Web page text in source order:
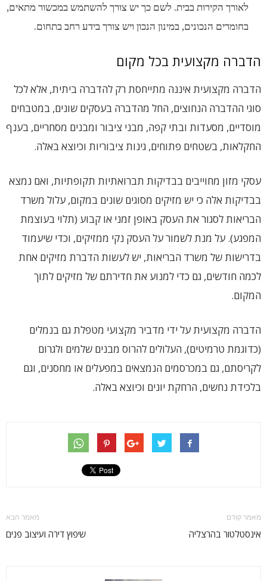
לאורך הקירות בבית. לשם כך יש צורך להשתמש במכשור מתאים,
בחומרים הנכונים, במינון הנכון ויש צורך בידע רחב בתחום.
הדברה מקצועית בכל מקום
הדברה מקצועית איננה מתייחסת רק להדברה ביתית, אלא לכל
סוגי ההדברה הנחוצים, החל מהדברה בעסקים שונים, במטבחים
מוסדיים, מסעדות ובתי קפה, מבני ציבור ומבנים מסחריים, בענף
החקלאות, בשטחים פתוחים, גינות ציבוריות וכיוצא באלה.
עסקי מזון מחוייבים בבדיקות תברואתיות תקופתיות, ואם נמצא
בבדיקות אלה כי יש מזיקים מסוגים שונים במקום, עלול משרד
הבריאות לסגור את העסק באופן זמני או קבוע (תלוי בעוצמת
המפגע). על מנת לשמור על העסק נקי ממזיקים, וכדי שיעמוד
בדרישות של משרד הבריאות, יש לעשות הדברת מזיקים אחת
לכמה חודשים, גם כדי למנוע את חדירתם של מזיקים לתוך
המקום.
הדברה מקצועית על ידי מדביר מקצועי מטפלת גם בנמלים
(כדוגמת טרמיטים), העלולים להרוס מבנים שלמים ולגרום
לקריסתם, גם במכרסמים הנמצאים במפעלים או מחסנים, וגם
בלכידת נחשים, הרחקת יונים וכיוצא באלה.
מאמר קודם
אינסטלטור בהרצליה
מאמר הבא
שיפוץ דירה ועיצוב פנים